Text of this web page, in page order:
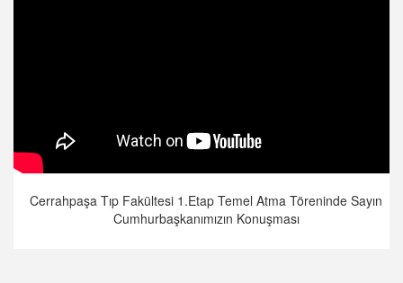
Cerrahpaşa Tıp Fakültesi 1.Etap Temel Atma Töreninde Sayın
Cumhurbaşkanımızın Konuşması